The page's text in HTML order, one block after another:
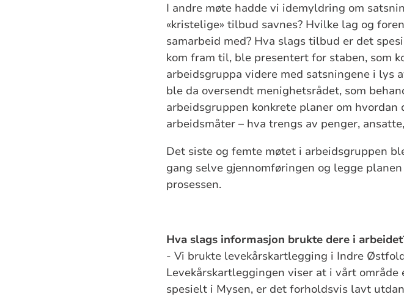
I andre møte hadde vi idemyldring om
«kristelige» tilbud savnes? Hvilke lag og
samarbeid med? Hva slags tilbud er det
kom fram til, ble presentert for staben, som
arbeidsgruppa videre med satsningene i lys
ble da oversendt menighetsrådet, som
arbeidsgruppen konkrete planer om
arbeidsmåter – hva trengs av penger,
Det siste og femte møtet i arbeidsgruppen
gang selve gjennomføringen og legge
prosessen.
Hva slags informasjon brukte dere i
- Vi brukte levekårskartlegging i Indre
Levekårskartleggingen viser at i vårt
spesielt i Mysen, er det forholdsvis lavt